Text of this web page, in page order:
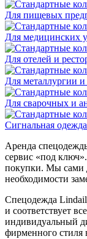
Для пищевых
Для медицинских
Для отелей и
Для металлургии
Для сварочных и
Сигнальная
Аренда
сервис «под
покупки. Мы сами
необходимости
Спецодежда
и соответствует
индивидуальный
фирменного